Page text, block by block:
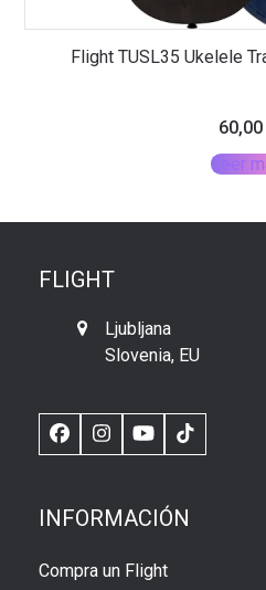
Flight TUSL35 Ukelele
60,00
Leer
FLIGHT
Ljubljana
Slovenia, EU
FacebookInstagram
YouTubeTikTok
INFORMACIÓN
Compra un Flight